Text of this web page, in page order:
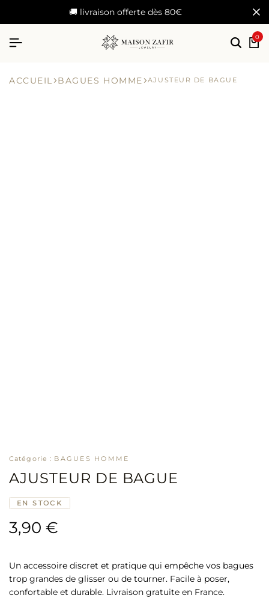
🚚 livraison offerte dès 80€
0
ACCUEIL BAGUES HOMME AJUSTEUR DE BAGUE
Catégorie : BAGUES HOMME
AJUSTEUR DE BAGUE
EN STOCK
3,90 €
Un accessoire discret et pratique qui empêche vos bagues
trop grandes de glisser ou de tourner. Facile à poser,
confortable et durable. Livraison gratuite en France.